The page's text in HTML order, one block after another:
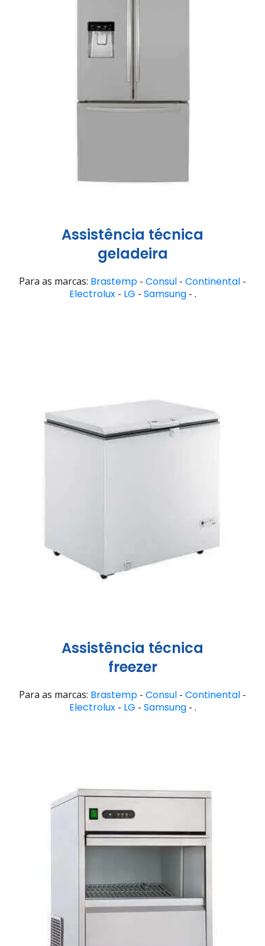
Assistência técnica
geladeira
Para as marcas: Brastemp - Consul - Continental -
Electrolux- LG - Samsung- .
Assistência técnica
freezer
Para as marcas: Brastemp - Consul - Continental -
Electrolux- LG - Samsung- .